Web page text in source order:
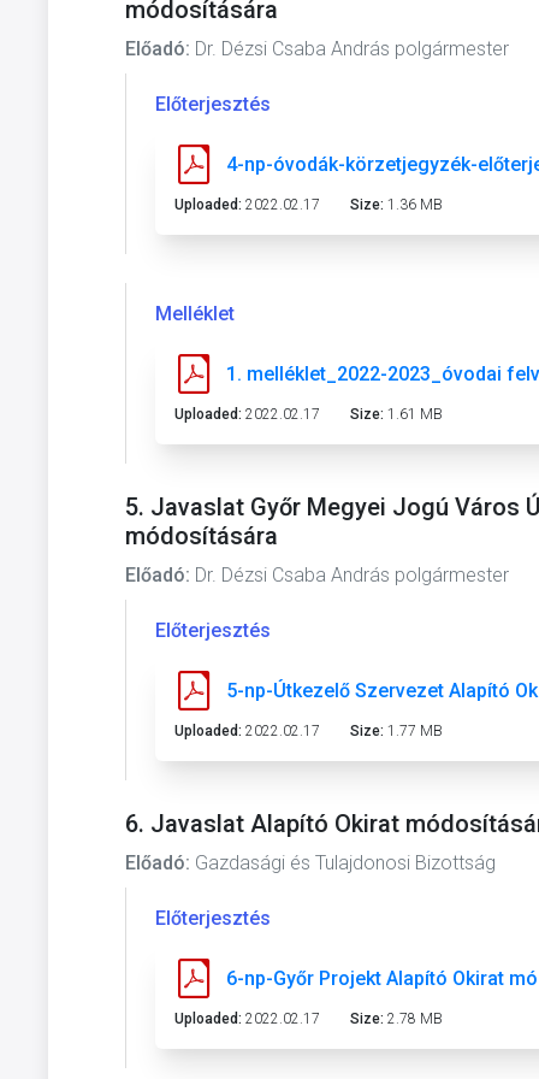
módosítására
Előadó: Dr. Dézsi Csaba András polgármester
Előterjesztés
4-np-óvodák-körzetjegyzék-
Uploaded: 2022.02.17 Size: 1.36 MB
Melléklet
1. melléklet_2022-2023_óvodai
Uploaded: 2022.02.17 Size: 1.61 MB
5. Javaslat Győr Megyei Jogú Város
módosítására
Előadó: Dr. Dézsi Csaba András polgármester
Előterjesztés
5-np-Útkezelő Szervezet Alapító
Uploaded: 2022.02.17 Size: 1.77 MB
6. Javaslat Alapító Okirat
Előadó: Gazdasági és Tulajdonosi Bizottság
Előterjesztés
6-np-Győr Projekt Alapító Okirat
Uploaded: 2022.02.17 Size: 2.78 MB